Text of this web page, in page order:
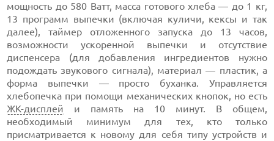
мощность до 580 Ватт, масса готового хлеба — до 1 кг,
13 программ выпечки (включая куличи, кексы и так
далее), таймер отложенного запуска до 13 часов,
возможности ускоренной выпечки и отсутствие
диспенсера (для добавления ингредиентов нужно
подождать звукового сигнала), материал — пластик, а
форма выпечки — просто буханка. Управляется
хлебопечка при помощи механических кнопок, но есть
ЖК-дисплей и память на 10 минут. В общем,
необходимый минимум для тех, кто только
присматривается к новому для себя типу устройств и